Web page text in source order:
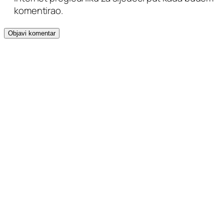
komentirao.